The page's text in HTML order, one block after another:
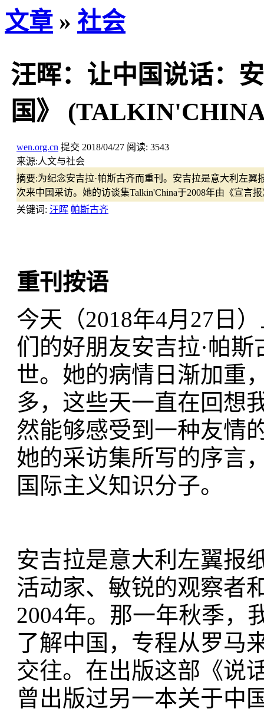
文章 » 社会
汪晖：让中国说话：
国》
wen.org.cn 提交 2018/04/27 阅读: 3543
来源:人文与社会
摘要:为纪念安吉拉·帕斯古齐而重刊。安吉拉是意大利左
次来中国采访。她的访谈集Talkin'China于2008年由《宣言
关键词: 汪晖 帕斯古齐
重刊按语
今天（2018年4月27日
们的好朋友安吉拉·帕斯
世。她的病情日渐加重
多，这些天一直在回想
然能够感受到一种友情
她的采访集所写的序言
国际主义知识分子。
安吉拉是意大利左翼报
活动家、敏锐的观察者
2004年。那一年秋季，
了解中国，专程从罗马
交往。在出版这部《说
曾出版过另一本关于中